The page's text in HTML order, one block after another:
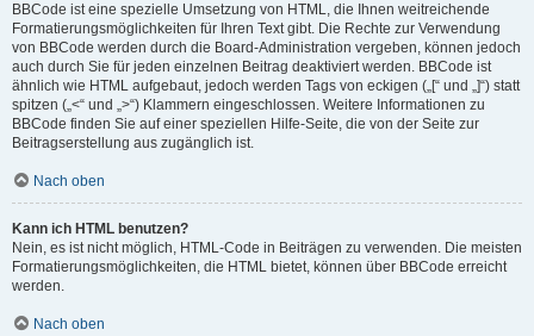
BBCode ist eine spezielle Umsetzung von HTML, die Ihnen weitreichende
Formatierungsmöglichkeiten für Ihren Text gibt. Die Rechte zur Verwendung
von BBCode werden durch die Board-Administration vergeben, können jedoch
auch durch Sie für jeden einzelnen Beitrag deaktiviert werden. BBCode ist
ähnlich wie HTML aufgebaut, jedoch werden Tags von eckigen („[“ und „]“) statt
spitzen („<“ und „>“) Klammern eingeschlossen. Weitere Informationen zu
BBCode finden Sie auf einer speziellen Hilfe-Seite, die von der Seite zur
Beitragserstellung aus zugänglich ist.
Nach oben
Kann ich HTML benutzen?
Nein, es ist nicht möglich, HTML-Code in Beiträgen zu verwenden. Die meisten
Formatierungsmöglichkeiten, die HTML bietet, können über BBCode erreicht
werden.
Nach oben